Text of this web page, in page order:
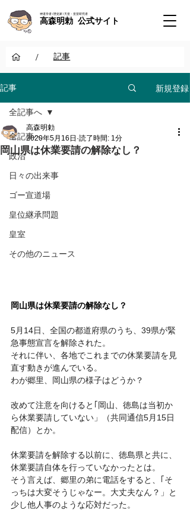
神道学者 / 歴史家 / 天皇・皇室研究者
高森明勅 公式サイト
/ 記事
記事 新規登録
全記事へ
政治
日々の出来事
ゴー宣道場
皇位継承問題
皇室
その他のニュース
全記事へ
岡山県は休業要請の解除なし？
高森明勅
2020年5月16日 読了時間: 1分
岡山県は休業要請の解除なし？
5月14日、全国の都道府県のうち、39県が緊
急事態宣言を解除された。
それに伴い、各地でこれまでの休業要請を見
直す動きが進んでいる。
わが郷里、岡山県の様子はどうか？
改めて注意を向けると｢岡山、徳島は当初か
ら休業要請していない」（共同通信5月15日
配信）とか。
休業要請を解除する以前に、徳島県と共に、
休業要請自体を行っていなかったとは。
そう言えば、郷里の弟に電話をすると、｢そ
っちは大変そうじゃなー。大丈夫なん？」と
少し他人事のような応対だった。